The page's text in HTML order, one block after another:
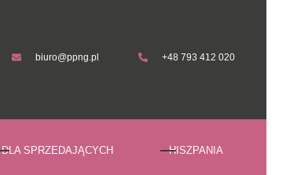
biuro@ppng.pl +48 793 412 020
DLA SPRZEDAJĄCYCH HISZPANIA